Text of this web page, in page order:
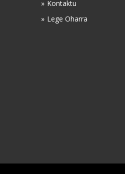
Kontaktu
Lege Oharra